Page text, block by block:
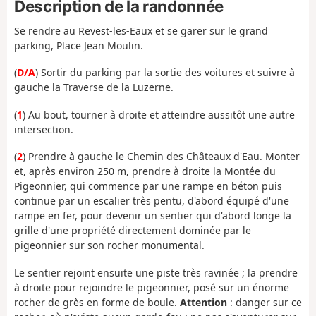
Description de la randonnée
Se rendre au Revest-les-Eaux et se garer sur le grand
parking, Place Jean Moulin.
(D/A) Sortir du parking par la sortie des voitures et suivre à
gauche la Traverse de la Luzerne.
(1) Au bout, tourner à droite et atteindre aussitôt une autre
intersection.
(2) Prendre à gauche le Chemin des Châteaux d'Eau. Monter
et, après environ 250 m, prendre à droite la Montée du
Pigeonnier, qui commence par une rampe en béton puis
continue par un escalier très pentu, d'abord équipé d'une
rampe en fer, pour devenir un sentier qui d'abord longe la
grille d'une propriété directement dominée par le
pigeonnier sur son rocher monumental.
Le sentier rejoint ensuite une piste très ravinée ; la prendre
à droite pour rejoindre le pigeonnier, posé sur un énorme
rocher de grès en forme de boule. Attention : danger sur ce